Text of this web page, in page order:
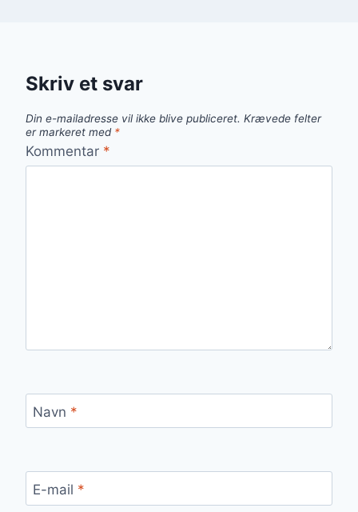
Skriv et svar
Din e-mailadresse vil ikke blive publiceret. Krævede felter
er markeret med *
Kommentar *
Navn *
E-mail *